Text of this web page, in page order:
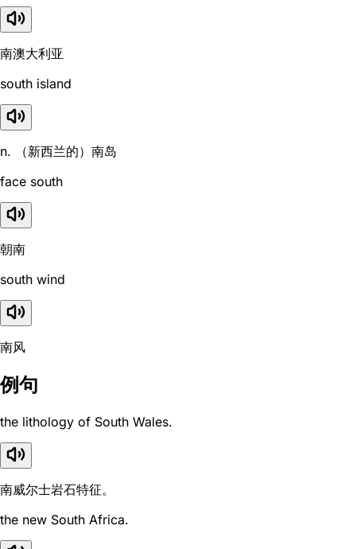
南澳大利亚
south island
n. （新西兰的）南岛
face south
朝南
south wind
南风
例句
the lithology of South Wales.
南威尔士岩石特征。
the new South Africa.